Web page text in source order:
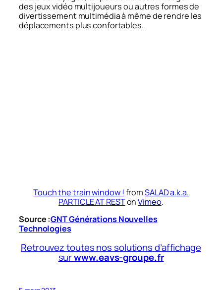
des jeux vidéo multijoueurs ou autres formes de
divertissement multimédia à même de rendre les
déplacements plus confortables.
Touch the train window !fromSALAD a.k.a.
PARTICLE AT RESTonVimeo.
Source :GNT Générations Nouvelles
Technologies
Retrouvez toutes nos solutions d’affichage
surwww.eavs-groupe.fr